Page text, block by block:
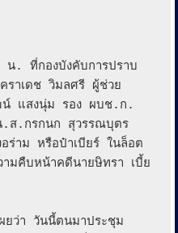
. ที่กองบังคับการปราบ
เดช วิมลศรี ผู้ช่วย
แสงนุ่ม รอง ผบช.ก.
.ส.กรกนก สุวรรณบุตร
ร่าม หรือป๋าเบียร์ ในล็อต
ามคืบหน้าคดีนายษิทรา เบี้ย
ยว่า วันนี้ตนมาประชุม